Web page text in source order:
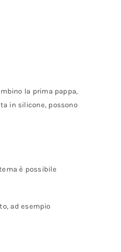
la prima pappa,
in silicone, possono
è possibile
ad esempio